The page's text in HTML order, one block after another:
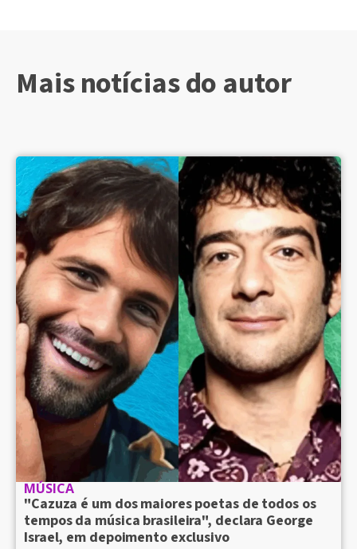
Mais notícias do autor
MÚSICA
"Cazuza é um dos maiores poetas de todos os
tempos da música brasileira", declara George
Israel, em depoimento exclusivo